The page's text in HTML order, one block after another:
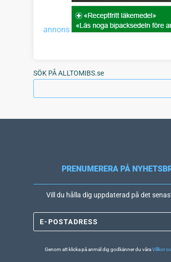
annons
SÖK PÅ ALLTOMIBS.se
PRENUMERERA PÅ
Vill du hålla dig uppdaterad på det
Genom att klicka på anmäl dig godkänner du våraVillkor